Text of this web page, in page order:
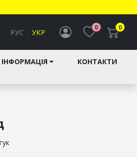
РУС УКР
0 0
ІНФОРМАЦІЯ КОНТАКТИ